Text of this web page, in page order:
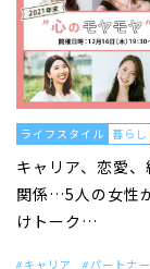
ライフスタイル 暮らし
キャリア、恋愛
関係…5人の女性
けトーク…
キャリア パートナー